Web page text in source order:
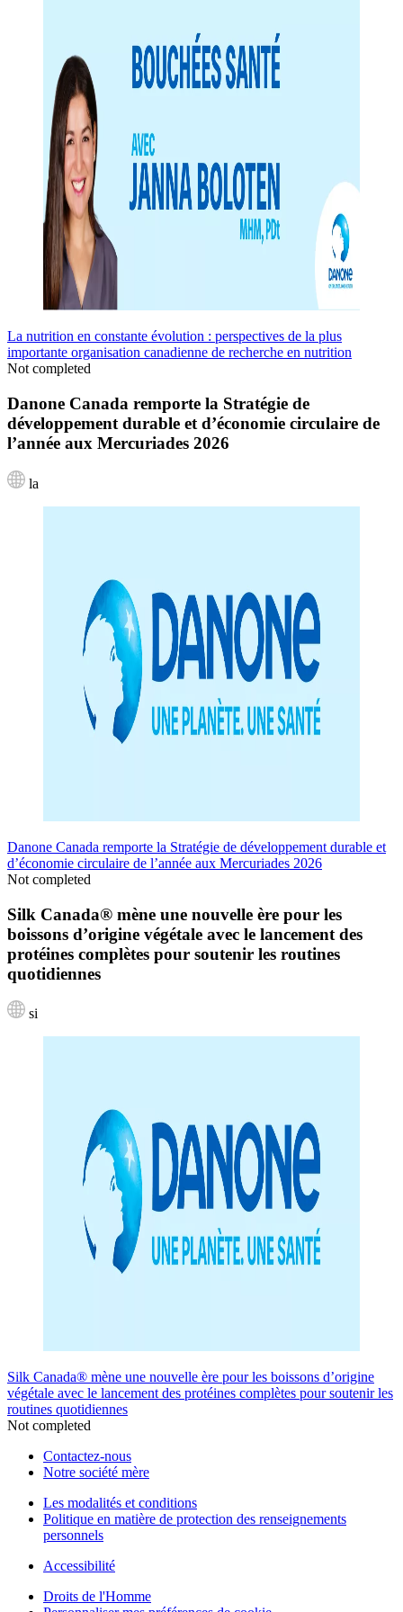
La nutrition en constante évolution : perspectives de la plus
importante organisation canadienne de recherche en nutrition
Not completed
Danone Canada remporte la Stratégie de
développement durable et d’économie circulaire de
l’année aux Mercuriades 2026
la
Danone Canada remporte la Stratégie de développement durable et
d’économie circulaire de l’année aux Mercuriades 2026
Not completed
Silk Canada® mène une nouvelle ère pour les
boissons d’origine végétale avec le lancement des
protéines complètes pour soutenir les routines
quotidiennes
si
Silk Canada® mène une nouvelle ère pour les boissons d’origine
végétale avec le lancement des protéines complètes pour soutenir les
routines quotidiennes
Not completed
Contactez-nous
Notre société mère
Les modalités et conditions
Politique en matière de protection des renseignements
personnels
Accessibilité
Droits de l'Homme